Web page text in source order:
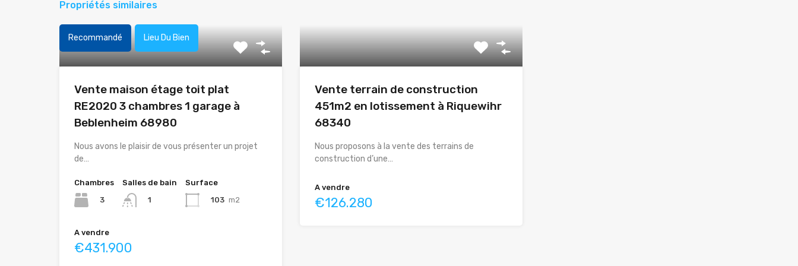
Propriétés similaires
Recommandé Lieu Du Bien
Vente maison étage toit plat
RE2020 3 chambres 1 garage à
Beblenheim 68980
Nous avons le plaisir de vous présenter un projet
de…
Chambres
3
Salles de bain
1
Surface
103 m2
A vendre
€431.900
Vente terrain de construction
451m2 en lotissement à Riquewihr
68340
Nous proposons à la vente des terrains de
construction d’une…
A vendre
€126.280